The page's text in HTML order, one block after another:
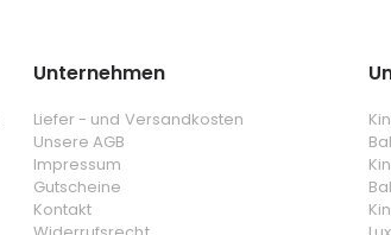
Unternehmen
Liefer - und Versandkosten
Unsere AGB
Impressum
Gutscheine
Kontakt